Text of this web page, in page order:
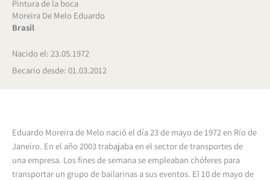
Pintura de la boca
Moreira De Melo Eduardo
Brasil
Nacido el: 23.05.1972
Becario desde: 01.03.2012
Eduardo Moreira de Melo nació el día 23 de mayo de 1972 en Río de
Janeiro. En el año 2003 trabajaba en el sector de transportes de
una empresa. Los fines de semana se empleaban chóferes para
transportar un grupo de bailarinas a sus eventos. El 10 de mayo de